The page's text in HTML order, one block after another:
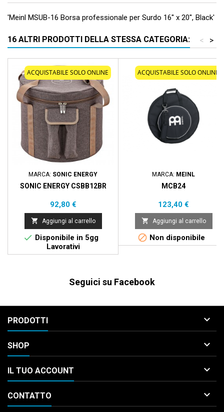
'Meinl MSUB-16 Borsa professionale per Surdo 16'' x 20'', Black'
16 ALTRI PRODOTTI DELLA STESSA CATEGORIA: >
<
ACQUISTABILE SOLO ONLINE
MARCA: SONIC ENERGY
SONIC ENERGY CSBB12BR
Prezzo
92,80 €
 Aggiungi al carrello
 Disponibile in 5gg
Lavorativi
ACQUISTABILE SOLO ONLINE
MARCA: MEINL
MCB24
Prezzo
123,40 €
 Aggiungi al carrello
 Non disponibile
Seguici su Facebook
PRODOTTI 
SHOP 
IL TUO ACCOUNT 
CONTATTO 